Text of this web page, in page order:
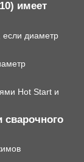
имеет
диаметр
Hot Start и